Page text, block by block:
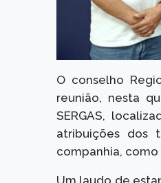
O conselho
reunião, nesta
SERGAS,
atribuições dos
companhia,
Um laudo de